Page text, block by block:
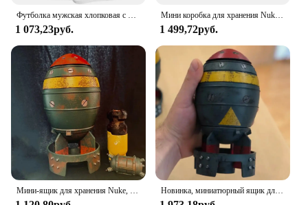
1 073,23руб.
Мини коробка для хранения Nuke Bomb, ретро Статуэтка из смолы, настольные художественные поделки, Декор для дома, спальни, офиса, настольное украшение, отличный подарок
1 499,72руб.
Новинка, миниатюрный ящик для хранения Nuke Bomb, ретро, Статуэтка из смолы, рабочее искусство, Декор для дома, спальни, офиса, настольное украшение, 1 шт.